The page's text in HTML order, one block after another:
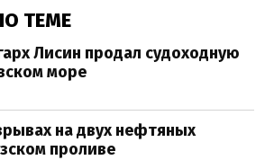
ТЕМЕ
Лисин продал судоходную
море
на двух нефтяных
проливе